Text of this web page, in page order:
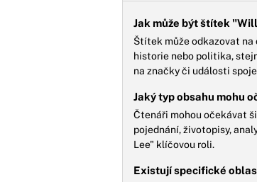
Jak může být štítek
Štítek může odkazovat na
historie nebo politika,
na značky či události
Jaký typ obsahu mohu
Čtenáři mohou očekávat
pojednání, životopisy,
Lee" klíčovou roli.
Existují specifické